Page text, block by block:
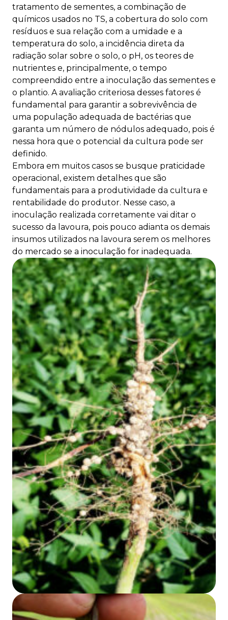
tratamento de sementes, a combinação de
químicos usados no TS, a cobertura do solo com
resíduos e sua relação com a umidade e a
temperatura do solo, a incidência direta da
radiação solar sobre o solo, o pH, os teores de
nutrientes e, principalmente, o tempo
compreendido entre a inoculação das sementes e
o plantio. A avaliação criteriosa desses fatores é
fundamental para garantir a sobrevivência de
uma população adequada de bactérias que
garanta um número de nódulos adequado, pois é
nessa hora que o potencial da cultura pode ser
definido.
Embora em muitos casos se busque praticidade
operacional, existem detalhes que são
fundamentais para a produtividade da cultura e
rentabilidade do produtor. Nesse caso, a
inoculação realizada corretamente vai ditar o
sucesso da lavoura, pois pouco adianta os demais
insumos utilizados na lavoura serem os melhores
do mercado se a inoculação for inadequada.